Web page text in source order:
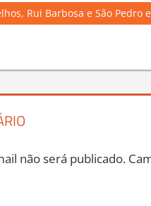
Rui Barbosa e São
não será publicado.